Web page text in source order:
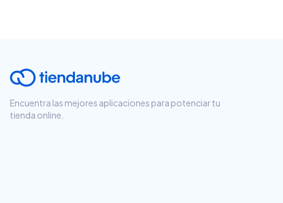
Encuentra las mejores aplicaciones para potenciar tu
tienda online.